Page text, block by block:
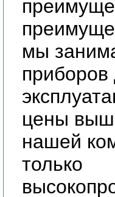
мы
цены
нашей
только